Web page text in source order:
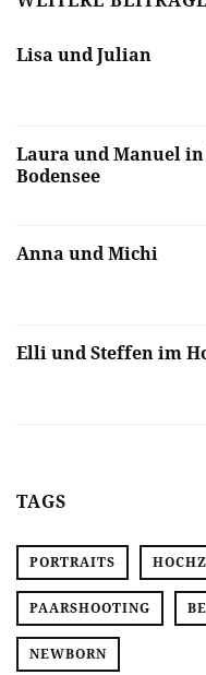
Lisa und Julian
Laura und Manuel
Bodensee
Anna und Michi
Elli und Steffen im
TAGS
PORTRAITS
PAARSHOOTING
NEWBORN